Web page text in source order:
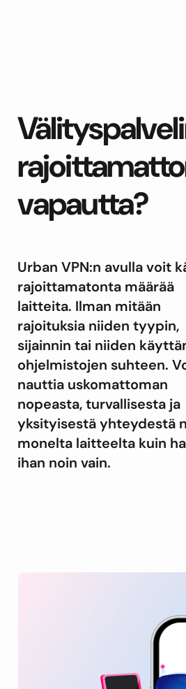
vapautta?
Urban VPN:n avulla voit
rajoittamatonta määrää
laitteita. Ilman mitään
rajoituksia niiden tyypin,
sijainnin tai niiden
ohjelmistojen suhteen.
nauttia uskomattoman
nopeasta, turvallisesta ja
yksityisestä yhteydestä
monelta laitteelta kuin
ihan noin vain.